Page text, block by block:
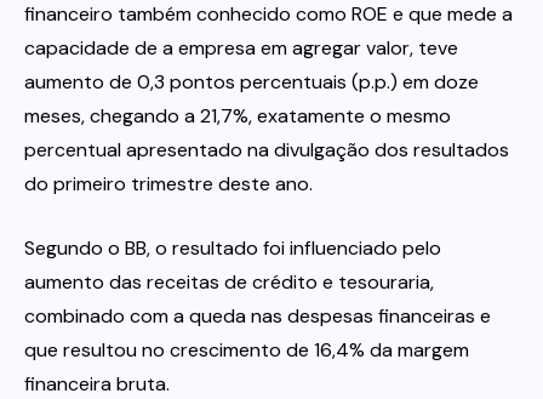
financeiro também conhecido como ROE e que mede a
capacidade de a empresa em agregar valor, teve
aumento de 0,3 pontos percentuais (p.p.) em doze
meses, chegando a 21,7%, exatamente o mesmo
percentual apresentado na divulgação dos resultados
do primeiro trimestre deste ano.
Segundo o BB, o resultado foi influenciado pelo
aumento das receitas de crédito e tesouraria,
combinado com a queda nas despesas financeiras e
que resultou no crescimento de 16,4% da margem
financeira bruta.